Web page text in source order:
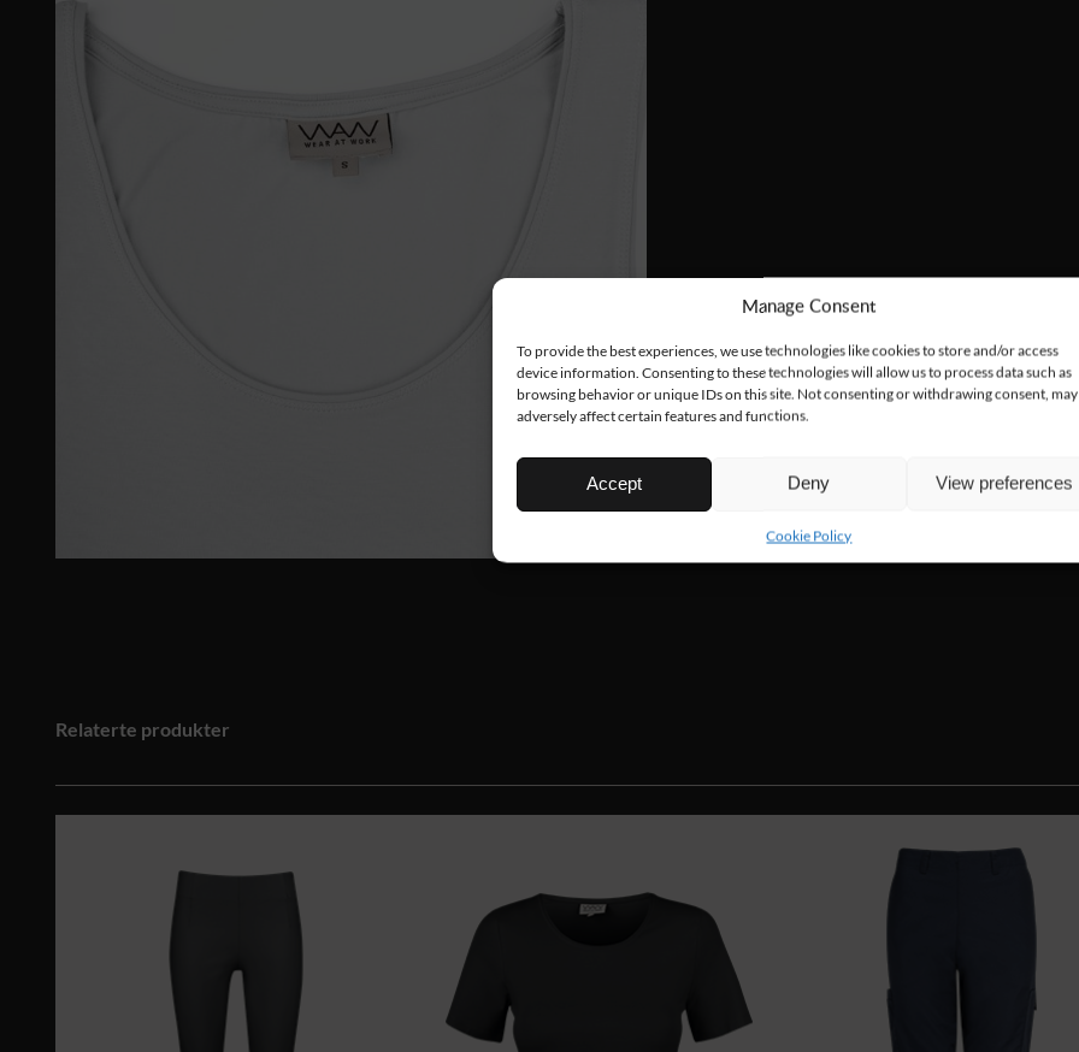
Manage Consent
To provide the best experiences, we use technologies like cookies to store and/or access
device information. Consenting to these technologies will allow us to process data such as
browsing behavior or unique IDs on this site. Not consenting or withdrawing consent, may
adversely affect certain features and functions.
Accept Deny View preferences
Cookie Policy
Relaterte produkter